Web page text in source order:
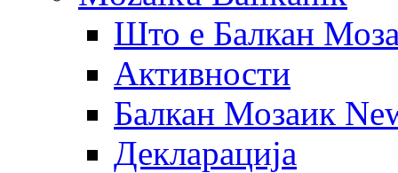
Што е Балкан
Активности
Балкан Мозаик
Декларација